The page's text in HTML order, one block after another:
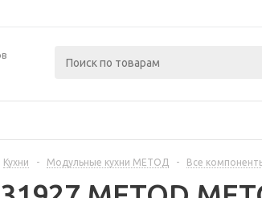
Кухни - Модульные кухни МЕТОД - Все